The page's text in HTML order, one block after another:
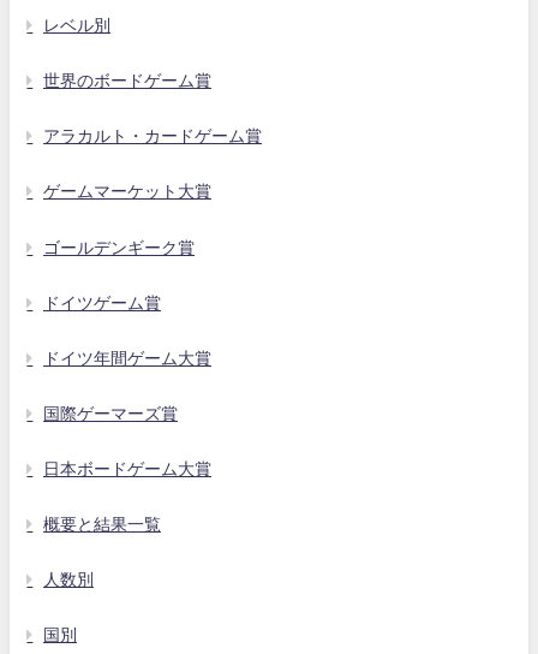
レベル別
世界のボードゲーム賞
アラカルト・カードゲーム賞
ゲームマーケット大賞
ゴールデンギーク賞
ドイツゲーム賞
ドイツ年間ゲーム大賞
国際ゲーマーズ賞
日本ボードゲーム大賞
概要と結果一覧
人数別
国別